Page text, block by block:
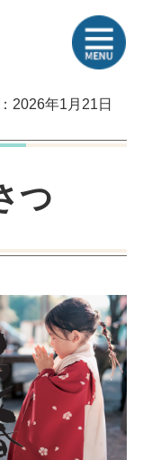
2026年1月21日
つ